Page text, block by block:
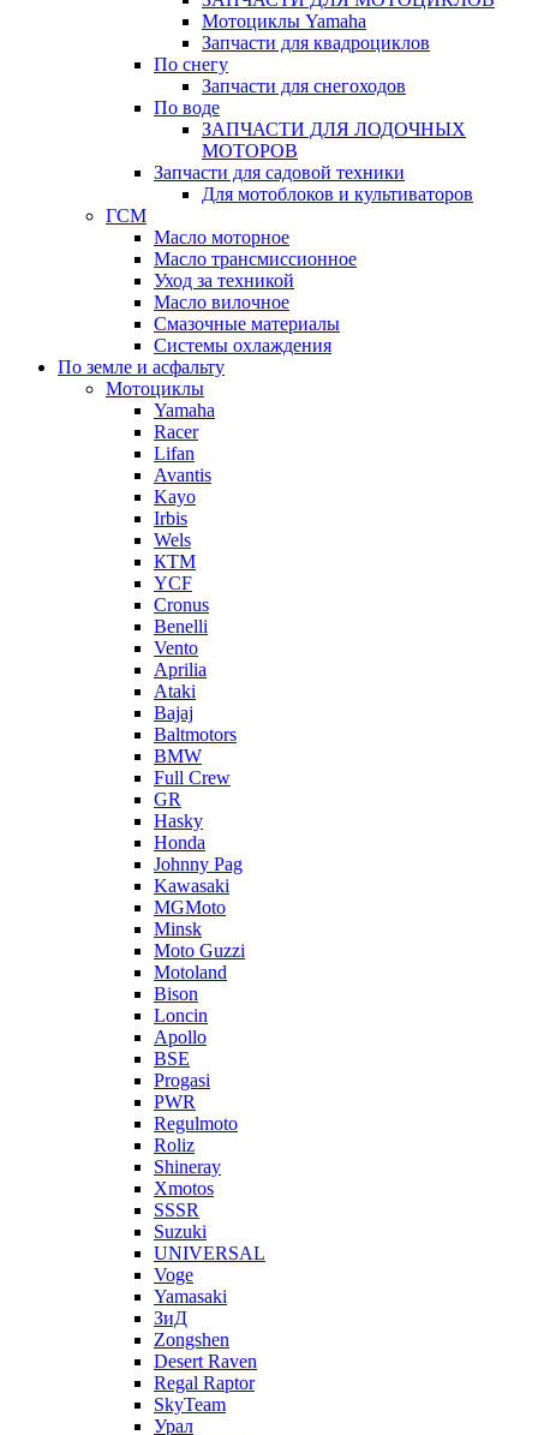
Мотоциклы Yamaha
Запчасти для квадроциклов
По снегу
Запчасти для снегоходов
По воде
ЗАПЧАСТИ ДЛЯ ЛОДОЧНЫХ
МОТОРОВ
Запчасти для садовой техники
Для мотоблоков и культиваторов
ГСМ
Масло моторное
Масло трансмиссионное
Уход за техникой
Масло вилочное
Смазочные материалы
Системы охлаждения
По земле и асфальту
Мотоциклы
Yamaha
Racer
Lifan
Avantis
Kayo
Irbis
Wels
КТМ
YCF
Cronus
Benelli
Vento
Aprilia
Ataki
Bajaj
Baltmotors
BMW
Full Crew
GR
Hasky
Honda
Johnny Pag
Kawasaki
MGMoto
Minsk
Moto Guzzi
Motoland
Bison
Loncin
Apollo
BSE
Progasi
PWR
Regulmoto
Roliz
Shineray
Xmotos
SSSR
Suzuki
UNIVERSAL
Voge
Yamasaki
ЗиД
Zongshen
Desert Raven
Regal Raptor
SkyTeam
Урал